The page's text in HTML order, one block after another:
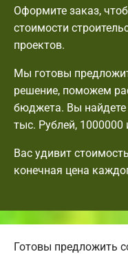
Оформите заказ,
стоимости
проектов.
Мы готовы
решение, поможем
бюджета. Вы найдете
тыс. Рублей, 1000000
Вас удивит
конечная цена
Готовы предложить